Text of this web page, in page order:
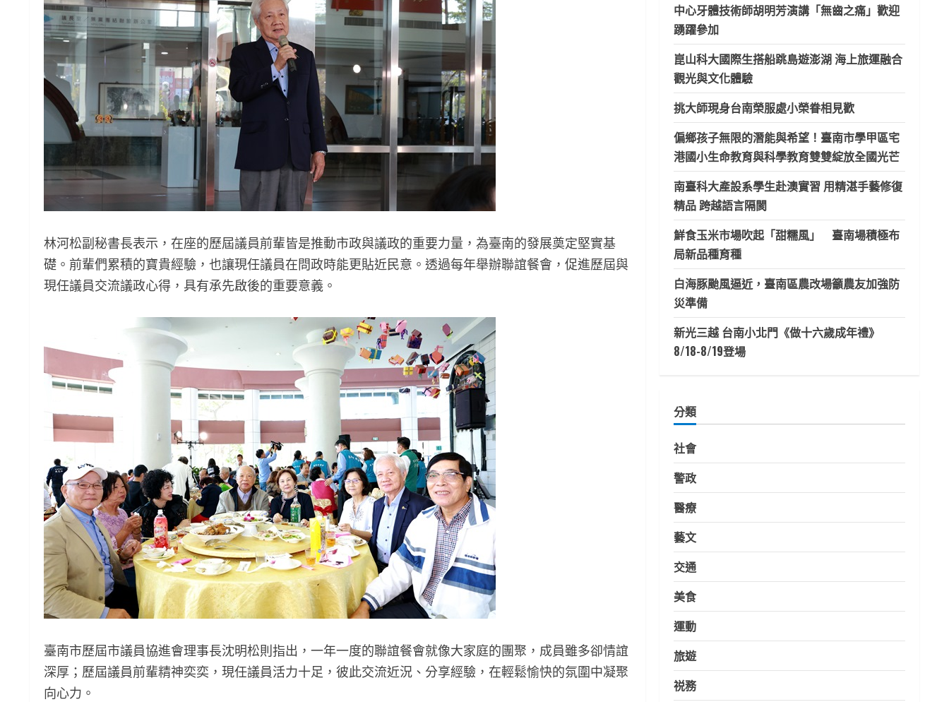
林河松副秘書長表示，在座的歷屆議員前輩皆是推動市政與議政的重要力量，為臺南的發展奠定堅實基
礎。前輩們累積的寶貴經驗，也讓現任議員在問政時能更貼近民意。透過每年舉辦聯誼餐會，促進歷屆與
現任議員交流議政心得，具有承先啟後的重要意義。
臺南市歷屆市議員協進會理事長沈明松則指出，一年一度的聯誼餐會就像大家庭的團聚，成員雖多卻情誼
深厚；歷屆議員前輩精神奕奕，現任議員活力十足，彼此交流近況、分享經驗，在輕鬆愉快的氛圍中凝聚
向心力。
中心牙體技術師胡明芳演講「無齒之痛」歡迎
踴躍參加
崑山科大國際生搭船跳島遊澎湖 海上旅運融合
觀光與文化體驗
挑大師現身台南榮服處小榮眷相見歡
偏鄉孩子無限的潛能與希望！臺南市學甲區宅
港國小生命教育與科學教育雙雙綻放全國光芒
南臺科大產設系學生赴澳實習 用精湛手藝修復
精品 跨越語言隔閡
鮮食玉米市場吹起「甜糯風」 臺南場積極布
局新品種育種
白海豚颱風逼近，臺南區農改場籲農友加強防
災準備
新光三越 台南小北門《做十六歲成年禮》
8/18-8/19登場
分類
社會
警政
醫療
藝文
交通
美食
運動
旅遊
祱務